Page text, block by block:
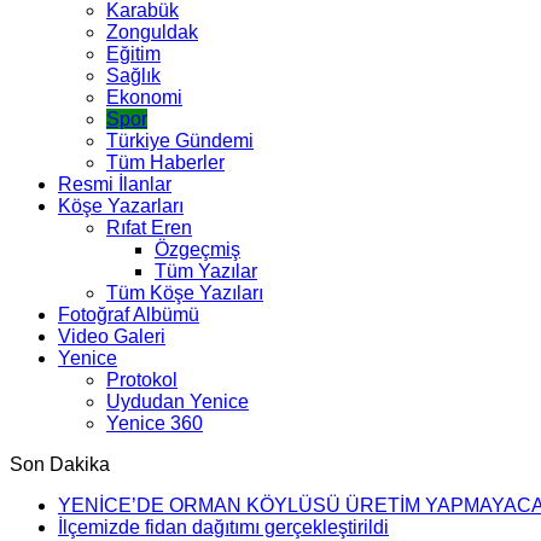
Karabük
Zonguldak
Eğitim
Sağlık
Ekonomi
Spor
Türkiye Gündemi
Tüm Haberler
Resmi İlanlar
Köşe Yazarları
Rıfat Eren
Özgeçmiş
Tüm Yazılar
Tüm Köşe Yazıları
Fotoğraf Albümü
Video Galeri
Yenice
Protokol
Uydudan Yenice
Yenice 360
Son Dakika
YENİCE’DE ORMAN KÖYLÜSÜ ÜRETİM
İlçemizde fidan dağıtımı gerçekleştirildi